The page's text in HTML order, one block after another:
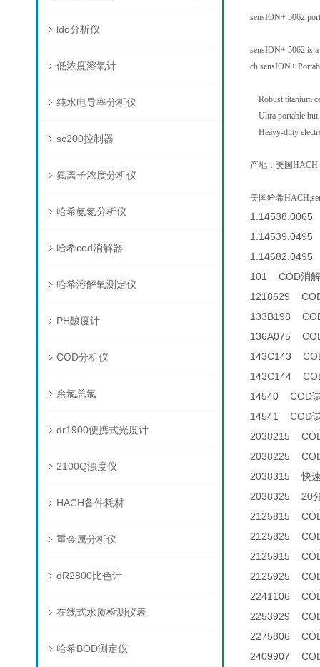
ldo分析仪
低浓度溶氧计
纯水电导率分析仪
sc200控制器
氟离子浓度分析仪
哈希氨氮分析仪
哈希cod消解器
哈希溶解氧测定仪
PH酸度计
COD分析仪
余氯总氯
dr1900便携式光度计
2100Q浊度仪
HACH备件耗材
重金属分析仪
dR2800比色计
在线式水质检测仪表
哈希BOD测定仪
sensION+ 5062
sensION+ 5062 is
ch sensION+
Robust titanium
Ultra portable but
Heavy-duty
产地：美国HACH
美国哈希
1.14539.0495
1.14682.0495
101 COD消
1218629
133B198
136A075
143C143
143C144
14540 COD
14541 COD
2038215
2038225
2038315 快
2038325 20
2125815
2125825
2125915
2125925
2241106
2253929
2275806
2409907